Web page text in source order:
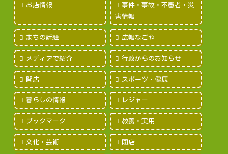
お店情報
事件・事故・不審者・災
害情報
まちの話題 広報なごや
メディアで紹介 行政からのお知らせ
開店 スポーツ・健康
暮らしの情報 レジャー
ブックマーク 教養・実用
文化・芸術 閉店